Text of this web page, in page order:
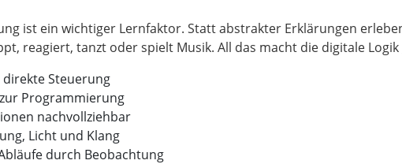
ist ein wichtiger Lernfaktor. Statt abstrakter Erklärungen
Steuerung
Programmierung
nachvollziehbar
Licht und Klang
durch Beobachtung